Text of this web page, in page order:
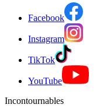
Facebook
Instagram
TikTok
YouTube
Incontournables